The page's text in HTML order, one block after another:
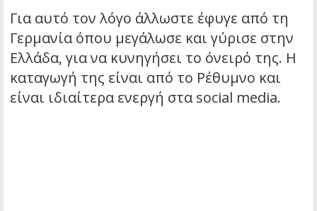
Για αυτό τον λόγο άλλωστε έφυγε από τη
Γερμανία όπου μεγάλωσε και γύρισε στην
Ελλάδα, για να κυνηγήσει το όνειρό της. Η
καταγωγή της είναι από το Ρέθυμνο και
είναι ιδιαίτερα ενεργή στα social media.